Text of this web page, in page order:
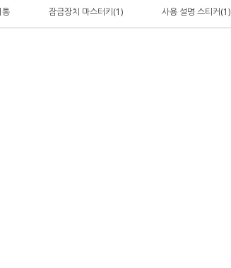
통 잠금장치 마스터키(1) 사용 설명 스티커(1)